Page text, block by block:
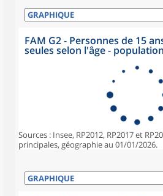
FAM G2 - Personnes de 15
seules selon l'âge -
Sources : Insee, RP2012, RP2017 et
principales, géographie au 01/01/2026.